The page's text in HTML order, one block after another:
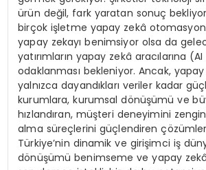
ürün değil, fark yaratan sonuç
birçok işletme yapay zekâ
yapay zekayı benimsiyor olsa da
yatırımların yapay zekâ aracılarına
odaklanması bekleniyor. Ancak, yapay
yalnızca dayandıkları veriler kadar
kurumlara, kurumsal dönüşümü ve
hızlandıran, müşteri deneyimini
alma süreçlerini güçlendiren
Türkiye’nin dinamik ve girişimci iş
dönüşümü benimseme ve yapay zekâ